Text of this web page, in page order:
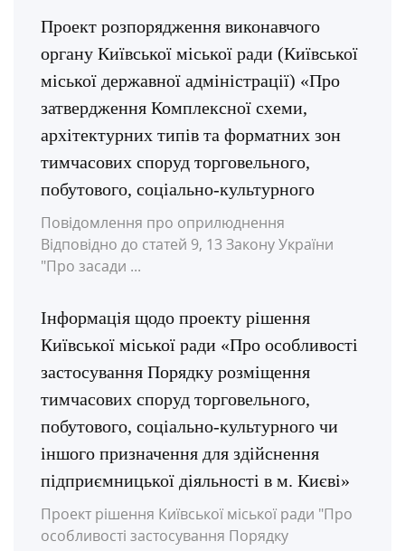
Проект розпорядження виконавчого
органу Київської міської ради (Київської
міської державної адміністрації) «Про
затвердження Комплексної схеми,
архітектурних типів та форматних зон
тимчасових споруд торговельного,
побутового, соціально-культурного
Повідомлення про оприлюднення
Відповідно до статей 9, 13 Закону України
"Про засади ...
Інформація щодо проекту рішення
Київської міської ради «Про особливості
застосування Порядку розміщення
тимчасових споруд торговельного,
побутового, соціально-культурного чи
іншого призначення для здійснення
підприємницької діяльності в м. Києві»
Проект рішення Київської міської ради "Про
особливості застосування Порядку